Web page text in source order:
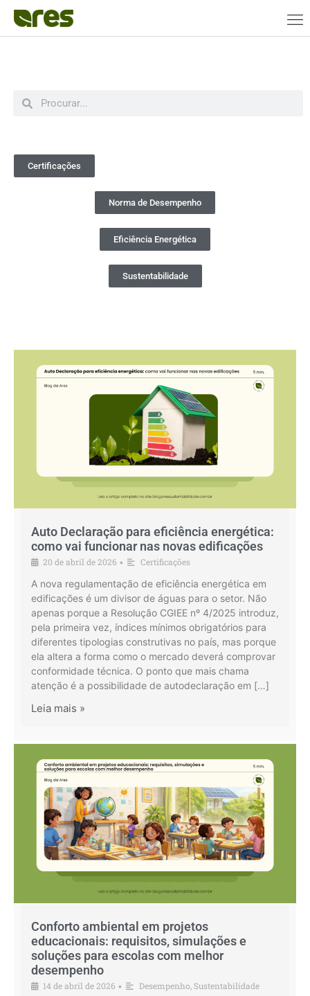
Certificações
Norma de Desempenho
Eficiência Energética
Sustentabilidade
Auto Declaração para eficiência energética:
como vai funcionar nas novas edificações
20 de abril de 2026 • Certificações
A nova regulamentação de eficiência energética em
edificações é um divisor de águas para o setor. Não
apenas porque a Resolução CGIEE nº 4/2025 introduz,
pela primeira vez, índices mínimos obrigatórios para
diferentes tipologias construtivas no país, mas porque
ela altera a forma como o mercado deverá comprovar
conformidade técnica. O ponto que mais chama
atenção é a possibilidade de autodeclaração em […]
Leia mais »
Conforto ambiental em projetos
educacionais: requisitos, simulações e
soluções para escolas com melhor
desempenho
14 de abril de 2026 • Desempenho Sustentabilidade